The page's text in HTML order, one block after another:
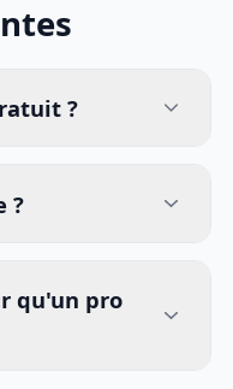
?
?
qu'un pro